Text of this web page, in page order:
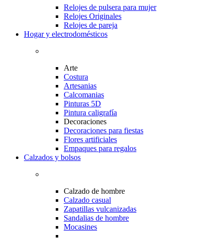
Relojes de pulsera para mujer
Relojes Originales
Relojes de pareja
Hogar y electrodomésticos
Arte
Costura
Artesanias
Calcomanias
Pinturas 5D
Pintura caligrafía
Decoraciones
Decoraciones para fiestas
Flores artificiales
Empaques para regalos
Calzados y bolsos
Calzado de hombre
Calzado casual
Zapatillas vulcanizadas
Sandalias de hombre
Mocasines